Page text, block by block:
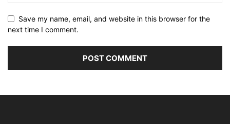
Save my name, email, and website in this browser for the
next time I comment.